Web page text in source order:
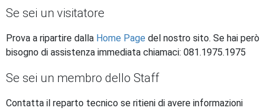
Se sei un visitatore
Prova a ripartire dalla Home Page del nostro sito. Se hai però
bisogno di assistenza immediata chiamaci: 081.1975.1975
Se sei un membro dello Staff
Contatta il reparto tecnico se ritieni di avere informazioni